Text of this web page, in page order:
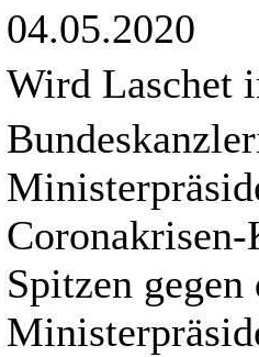
04.05.2020
Wird Laschet
Spitzen